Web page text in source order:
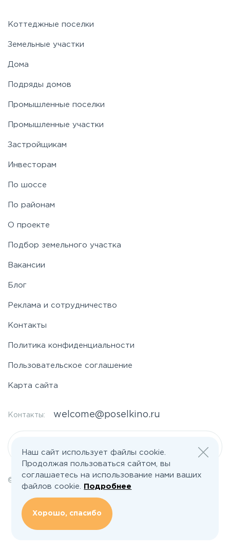
Коттеджные поселки
Земельные участки
Дома
Подряды домов
Промышленные поселки
Промышленные участки
Застройщикам
Инвесторам
По шоссе
По районам
О проекте
Подбор земельного участка
Вакансии
Блог
Реклама и сотрудничество
Контакты
Политика конфиденциальности
Пользовательское соглашение
Карта сайта
Контакты: welcome@poselkino.ru
© 2026 Все права защищены | poselkino.ru
ИП Маслов Дмитрий Валерьевич
ИНН 503406273833
+79647266008
142613, Московская область, Орехово-Зуево, ул. Северная, д.14, кв.145
Наш сайт использует файлы cookie.
Продолжая пользоваться сайтом, вы
соглашаетесь на использование нами ваших
файлов cookie.
Подробнее
Хорошо, спасибо